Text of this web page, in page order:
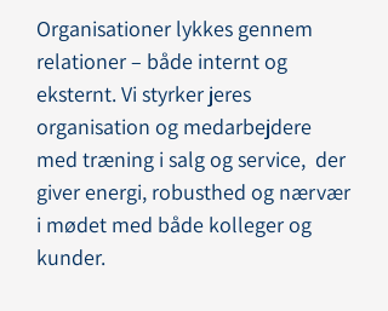
Organisationer lykkes gennem
relationer – både internt og
eksternt. Vi styrker jeres
organisation og medarbejdere
med træning i salg og service, der
giver energi, robusthed og nærvær
i mødet med både kolleger og
kunder.